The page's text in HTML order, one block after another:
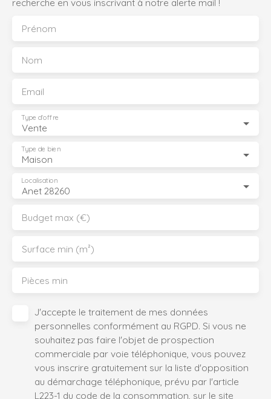
Prénom
Nom
Email
Vente
Type d'offre
Maison
Type de bien
Anet 28260
Localisation
Budget max (€)
Surface min (m²)
Pièces min
J'accepte le traitement de mes données
personnelles conformément au RGPD. Si vous ne
souhaitez pas faire l'objet de prospection
commerciale par voie téléphonique, vous pouvez
vous inscrire gratuitement sur la liste d'opposition
au démarchage téléphonique, prévu par l'article
L223-1 du code de la consommation, sur le site